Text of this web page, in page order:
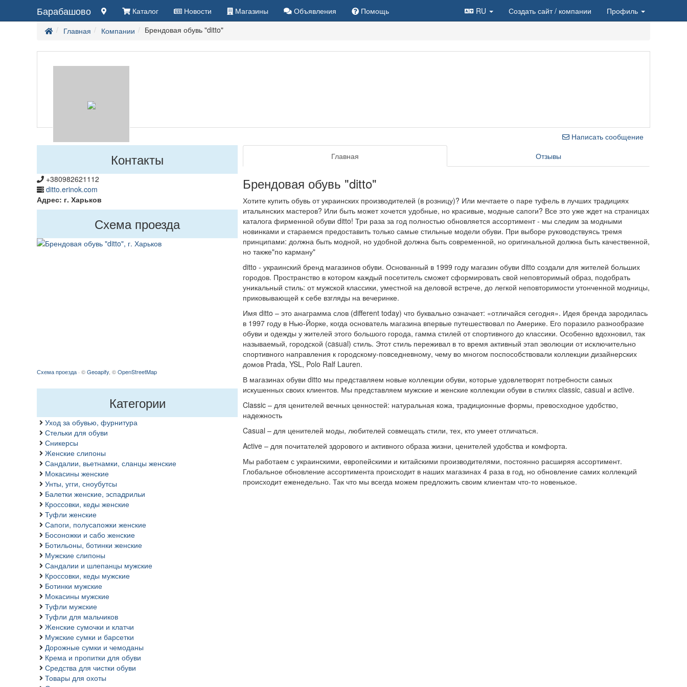
Барабашово Каталог Новости Магазины Объявления Помощь RU Создать сайт/ компании
Профиль
Главная
Компании Брендовая обувь "ditto"
Написать сообщение
Главная
Отзывы
Брендовая обувь "ditto"
Хотите купить обувь от украинских производителей (в розницу)? Или мечтаете о паре туфель в лучших традициях
итальянских мастеров? Или быть может хочется удобные, но красивые, модные сапоги? Все это уже ждет на страницах
каталога фирменной обуви ditto! Три раза за год полностью обновляется ассортимент - мы следим за модными
новинками и стараемся предоставить только самые стильные модели обуви. При выборе руководствуясь тремя
принципами: должна быть модной, но удобной должна быть современной, но оригинальной должна быть качественной,
но также"по карману"
ditto - украинский бренд магазинов обуви. Основанный в 1999 году магазин обуви ditto создали для жителей больших
городов. Пространство в котором каждый посетитель сможет сформировать свой неповторимый образ, подобрать
уникальный стиль: от мужской классики, уместной на деловой встрече, до легкой неповторимости утонченной модницы,
приковывающей к себе взгляды на вечеринке.
Имя ditto – это анаграмма слов (different today) что буквально означает: «отличайся сегодня». Идея бренда зародилась
в 1997 году в Нью-Йорке, когда основатель магазина впервые путешествовал по Америке. Его поразило разнообразие
обуви и одежды у жителей этого большого города, гамма стилей от спортивного до классики. Особенно вдохновил, так
называемый, городской (casual) стиль. Этот стиль переживал в то время активный этап эволюции от исключительно
спортивного направления к городскому-повседневному, чему во многом поспособствовали коллекции дизайнерских
домов Prada, YSL, Polo Ralf Lauren.
В магазинах обуви ditto мы представляем новые коллекции обуви, которые удовлетворят потребности самых
искушенных своих клиентов. Мы представляем мужские и женские коллекции обуви в стилях classic, casual и active.
Classic – для ценителей вечных ценностей: натуральная кожа, традиционные формы, превосходное удобство,
надежность
Casual – для ценителей моды, любителей совмещать стили, тех, кто умеет отличаться.
Active – для почитателей здорового и активного образа жизни, ценителей удобства и комфорта.
Мы работаем с украинскими, европейскими и китайскими производителями, постоянно расширяя ассортимент.
Глобальное обновление ассортимента происходит в наших магазинах 4 раза в год, но обновление самих коллекций
происходит еженедельно. Так что мы всегда можем предложить своим клиентам что-то новенькое.
Контакты
+380982621112
ditto.erinok.com
Адрес: г. Харьков
Схема проезда
Схема проезда · ©Geoapify, ©OpenStreetMap
Категории
Уход за обувью, фурнитура
Стельки для обуви
Сникерсы
Женские слипоны
Сандалии, вьетнамки, сланцы женские
Мокасины женские
Унты, угги, сноубутсы
Балетки женские, эспадрильи
Кроссовки, кеды женские
Туфли женские
Сапоги, полусапожки женские
Босоножки и сабо женские
Ботильоны, ботинки женские
Мужские слипоны
Сандалии и шлепанцы мужские
Кроссовки, кеды мужские
Ботинки мужские
Мокасины мужские
Туфли мужские
Туфли для мальчиков
Женские сумочки и клатчи
Мужские сумки и барсетки
Дорожные сумки и чемоданы
Крема и пропитки для обуви
Средства для чистки обуви
Товары для охоты